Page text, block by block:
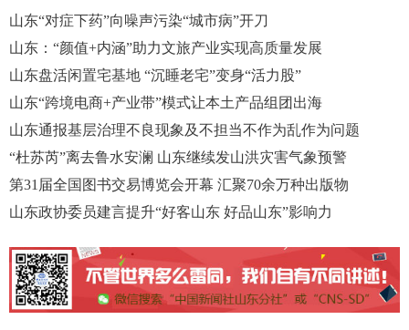
山东“对症下药”向噪声污染“城市病”开刀
山东：“颜值+内涵”助力文旅产业实现高质量发展
山东盘活闲置宅基地 “沉睡老宅”变身“活力股”
山东“跨境电商+产业带”模式让本土产品组团出海
山东通报基层治理不良现象及不担当不作为乱作为问题
“杜苏芮”离去鲁水安澜 山东继续发山洪灾害气象预警
第31届全国图书交易博览会开幕 汇聚70余万种出版物
山东政协委员建言提升“好客山东 好品山东”影响力